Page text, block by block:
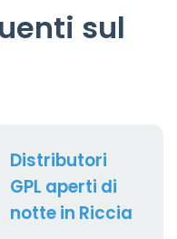
sul
Distributori
GPL aperti di
notte in Riccia